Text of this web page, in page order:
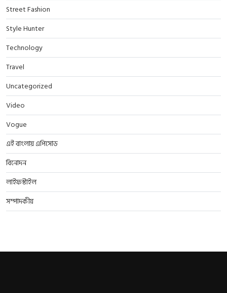
Street Fashion
Style Hunter
Technology
Travel
Uncategorized
Video
Vogue
এই বাংলায় এপিসোড
বিনোদন
লাইফস্টাইল
সম্পাদকীয়